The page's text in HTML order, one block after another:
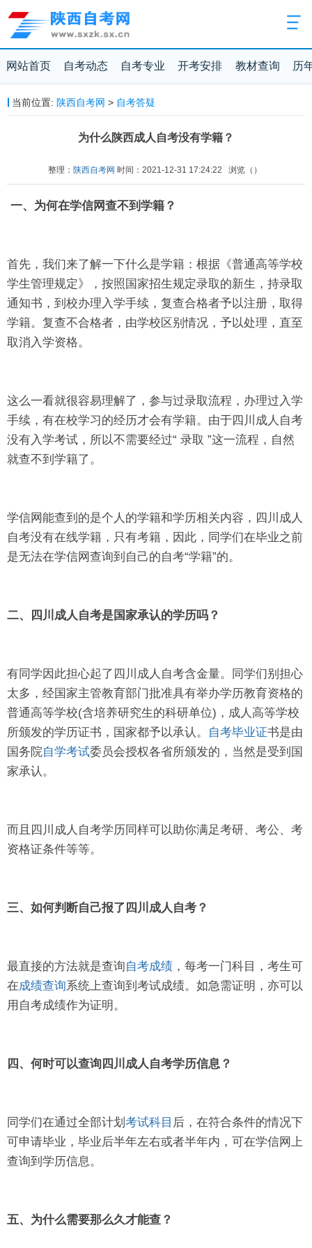
网站首页 自考动态 自考专业 开考安排 教材查询 历
当前位置: 陕西自考网 > 自考答疑
为什么陕西成人自考没有学籍？
整理： 陕西自考网 时间：2021-12-31 17:24:22 浏览（ ）
一、为何在学信网查不到学籍？
首先，我们来了解一下什么是学籍：根据《普通高等学校
学生管理规定》，按照国家招生规定录取的新生，持录取
通知书，到校办理入学手续，复查合格者予以注册，取得
学籍。复查不合格者，由学校区别情况，予以处理，直至
取消入学资格。
这么一看就很容易理解了，参与过录取流程，办理过入学
手续，有在校学习的经历才会有学籍。由于四川成人自考
没有入学考试，所以不需要经过“ 录取 ”这一流程，自然
就查不到学籍了。
学信网能查到的是个人的学籍和学历相关内容，四川成人
自考没有在线学籍，只有考籍，因此，同学们在毕业之前
是无法在学信网查询到自己的自考“学籍”的。
二、四川成人自考是国家承认的学历吗？
有同学因此担心起了四川成人自考含金量。同学们别担心
太多，经国家主管教育部门批准具有举办学历教育资格的
普通高等学校(含培养研究生的科研单位)，成人高等学校
所颁发的学历证书，国家都予以承认。
自考毕业证书是由
国务院自学考试委员会授权各省所颁发的，当然是受到国
家承认。
而且四川成人自考学历同样可以助你满足考研、考公、考
资格证条件等等。
三、如何判断自己报了四川成人自考？
最直接的方法就是查询自考成绩，每考一门科目，考生可
在成绩查询系统上查询到考试成绩。如急需证明，亦可以
用自考成绩作为证明。
四、何时可以查询四川成人自考学历信息？
同学们在通过全部计划 考试科目 后，在符合条件的情况下
可申请毕业，毕业后半年左右或者半年内，可在学信网上
查询到学历信息。
五、为什么需要那么久才能查？